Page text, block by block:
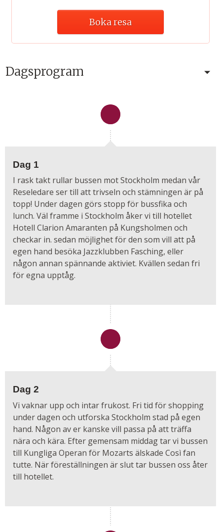
Boka resa
Dagsprogram
Dag 1
I rask takt rullar bussen mot Stockholm medan vår
Reseledare ser till att trivseln och stämningen är på
topp! Under dagen görs stopp för bussfika och
lunch. Väl framme i Stockholm åker vi till hotellet
Hotell Clarion Amaranten på Kungsholmen och
checkar in. sedan möjlighet för den som vill att på
egen hand besöka Jazzklubben Fasching, eller
någon annan spännande aktiviet. Kvällen sedan fri
för egna upptåg.
Dag 2
Vi vaknar upp och intar frukost. Fri tid för shopping
under dagen och utforska Stockholm stad på egen
hand. Någon av er kanske vill passa på att träffa
nära och kära. Efter gemensam middag tar vi bussen
till Kungliga Operan för Mozarts älskade Così fan
tutte. När föreställningen är slut tar bussen oss åter
till hotellet.